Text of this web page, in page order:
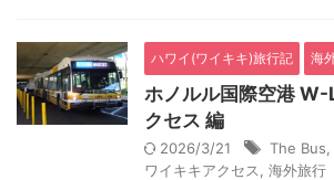
ハワイ(ワイキキ)旅行記 海
ホノルル国際空港 W-
クセス 編
2026/3/21 The Bus
ワイキキアクセス
海外旅行